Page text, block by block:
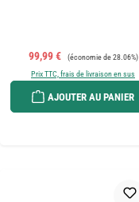
Prix de vente :
99,99 € Prix régulier :
(économie de 28.06%)
Prix TTC, frais de livraison en sus
AJOUTER AU PANIER